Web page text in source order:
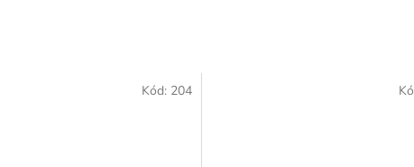
Kód: 204